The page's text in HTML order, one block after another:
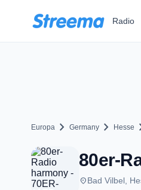
Radio
Europa chevron_right Germany chevron_right Hesse
80er-
placeBad Vilbel,